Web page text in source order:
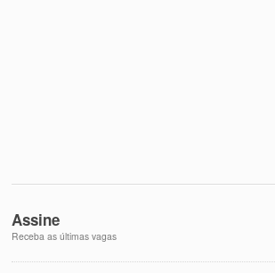
Assine
Receba as últimas vagas